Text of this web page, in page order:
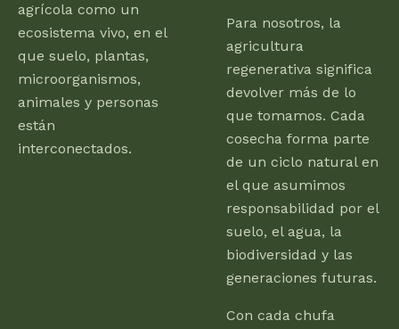
agrícola como un
ecosistema vivo, en el
que suelo, plantas,
microorganismos,
animales y personas
están
interconectados.
Para nosotros, la
agricultura
regenerativa significa
devolver más de lo
que tomamos. Cada
cosecha forma parte
de un ciclo natural en
el que asumimos
responsabilidad por el
suelo, el agua, la
biodiversidad y las
generaciones futuras.
Con cada chufa